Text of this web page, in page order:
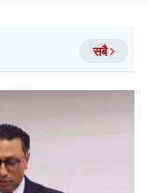
सबै